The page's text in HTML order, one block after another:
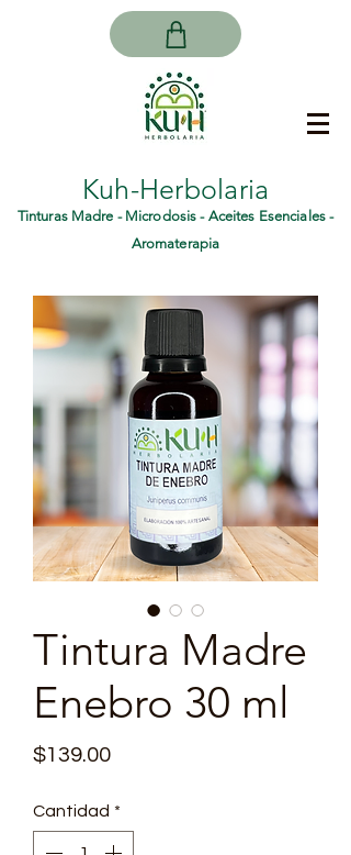
Kuh-Herbolaria
Tinturas Madre - Microdosis - Aceites Esenciales -
Aromaterapia
Tintura Madre
Enebro 30 ml
$139.00Precio
Cantidad *